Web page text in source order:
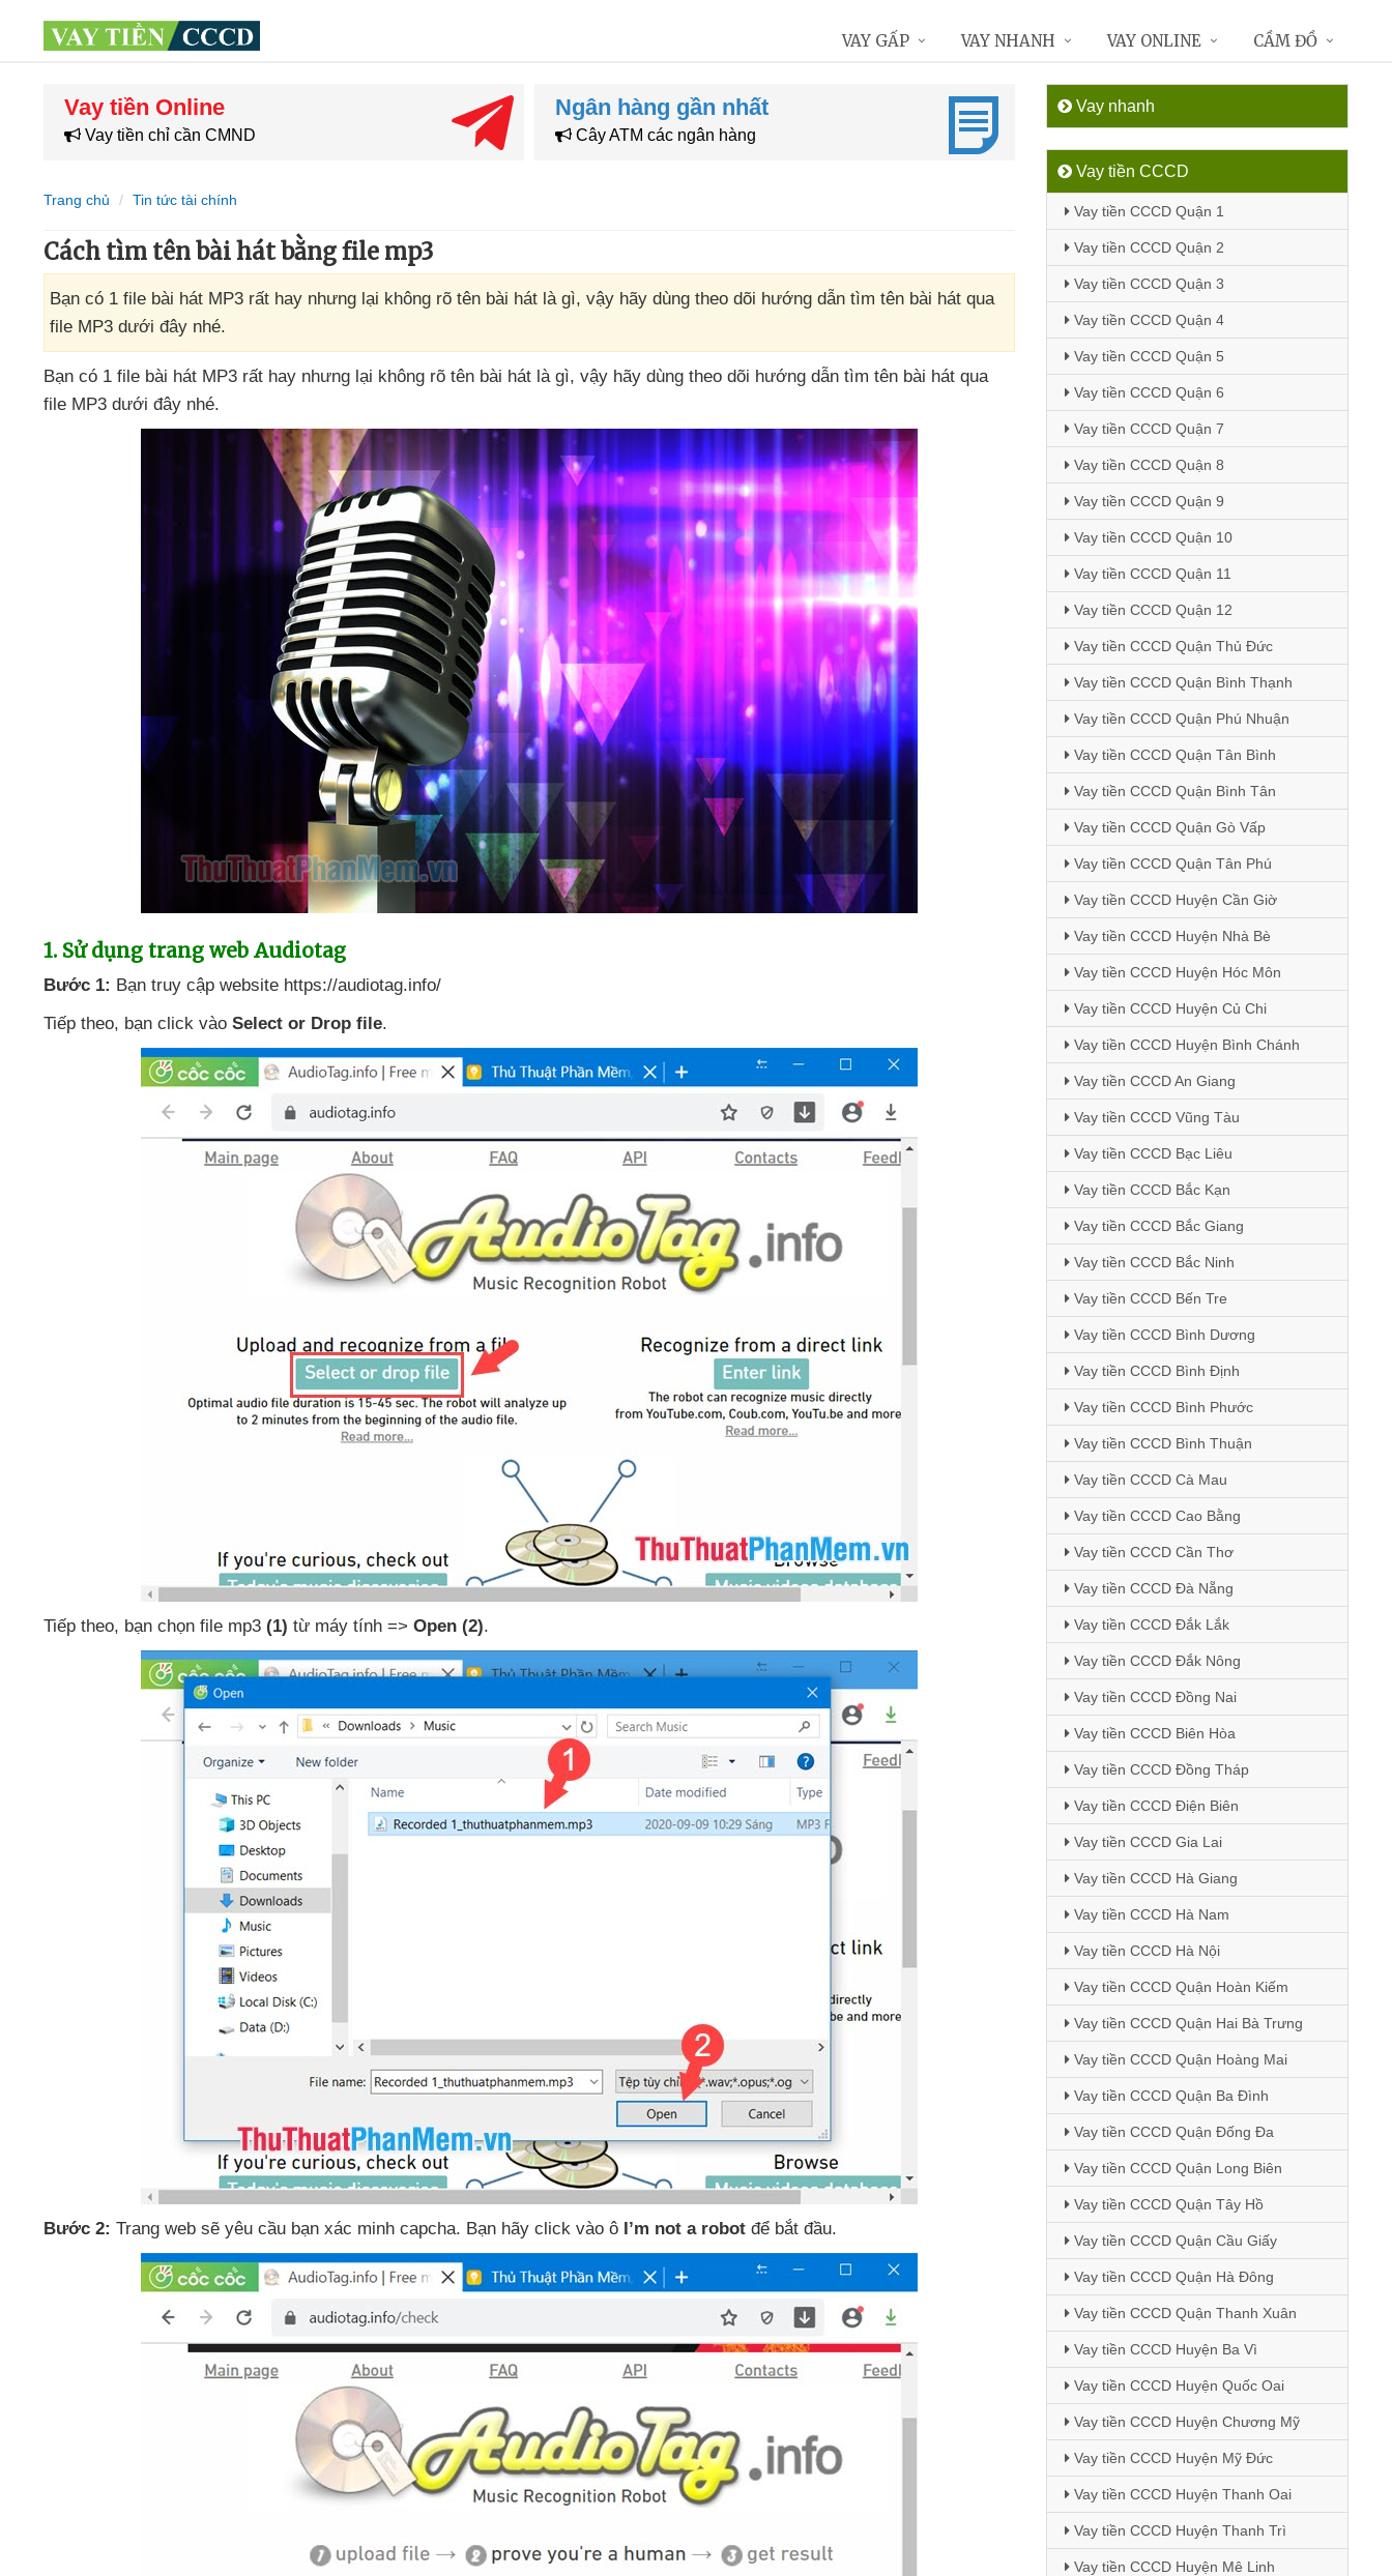
Vay tiền Online
Vay tiền chỉ cần CMND
Ngân hàng gần nhất
Cây ATM các ngân hàng
Trang chủ Tin tức tài chính
Cách tìm tên bài hát bằng file mp3
Bạn có 1 file bài hát MP3 rất hay nhưng lại không rõ tên bài hát là gì, vậy hãy dùng theo dõi hướng dẫn tìm tên bài hát qua
file MP3 dưới đây nhé.
Bạn có 1 file bài hát MP3 rất hay nhưng lại không rõ tên bài hát là gì, vậy hãy dùng theo dõi hướng dẫn tìm tên bài hát qua
file MP3 dưới đây nhé.
1. Sử dụng trang web Audiotag
Bước 1: Bạn truy cập website https://audiotag.info/
Tiếp theo, bạn click vào Select or Drop file.
Tiếp theo, bạn chọn file mp3 (1) từ máy tính => Open (2).
Bước 2: Trang web sẽ yêu cầu bạn xác minh capcha. Bạn hãy click vào ô I’m not a robot để bắt đầu.
Vay nhanh
Vay tiền CCCD
Vay tiền CCCD Quận 1
Vay tiền CCCD Quận 2
Vay tiền CCCD Quận 3
Vay tiền CCCD Quận 4
Vay tiền CCCD Quận 5
Vay tiền CCCD Quận 6
Vay tiền CCCD Quận 7
Vay tiền CCCD Quận 8
Vay tiền CCCD Quận 9
Vay tiền CCCD Quận 10
Vay tiền CCCD Quận 11
Vay tiền CCCD Quận 12
Vay tiền CCCD Quận Thủ Đức
Vay tiền CCCD Quận Bình Thạnh
Vay tiền CCCD Quận Phú Nhuận
Vay tiền CCCD Quận Tân Bình
Vay tiền CCCD Quận Bình Tân
Vay tiền CCCD Quận Gò Vấp
Vay tiền CCCD Quận Tân Phú
Vay tiền CCCD Huyện Cần Giờ
Vay tiền CCCD Huyện Nhà Bè
Vay tiền CCCD Huyện Hóc Môn
Vay tiền CCCD Huyện Củ Chi
Vay tiền CCCD Huyện Bình Chánh
Vay tiền CCCD An Giang
Vay tiền CCCD Vũng Tàu
Vay tiền CCCD Bạc Liêu
Vay tiền CCCD Bắc Kạn
Vay tiền CCCD Bắc Giang
Vay tiền CCCD Bắc Ninh
Vay tiền CCCD Bến Tre
Vay tiền CCCD Bình Dương
Vay tiền CCCD Bình Định
Vay tiền CCCD Bình Phước
Vay tiền CCCD Bình Thuận
Vay tiền CCCD Cà Mau
Vay tiền CCCD Cao Bằng
Vay tiền CCCD Cần Thơ
Vay tiền CCCD Đà Nẵng
Vay tiền CCCD Đắk Lắk
Vay tiền CCCD Đắk Nông
Vay tiền CCCD Đồng Nai
Vay tiền CCCD Biên Hòa
Vay tiền CCCD Đồng Tháp
Vay tiền CCCD Điện Biên
Vay tiền CCCD Gia Lai
Vay tiền CCCD Hà Giang
Vay tiền CCCD Hà Nam
Vay tiền CCCD Hà Nội
Vay tiền CCCD Quận Hoàn Kiếm
Vay tiền CCCD Quận Hai Bà Trưng
Vay tiền CCCD Quận Hoàng Mai
Vay tiền CCCD Quận Ba Đình
Vay tiền CCCD Quận Đống Đa
Vay tiền CCCD Quận Long Biên
Vay tiền CCCD Quận Tây Hồ
Vay tiền CCCD Quận Cầu Giấy
Vay tiền CCCD Quận Hà Đông
Vay tiền CCCD Quận Thanh Xuân
Vay tiền CCCD Huyện Ba Vì
Vay tiền CCCD Huyện Quốc Oai
Vay tiền CCCD Huyện Chương Mỹ
Vay tiền CCCD Huyện Mỹ Đức
Vay tiền CCCD Huyện Thanh Oai
Vay tiền CCCD Huyện Thanh Trì
Vay tiền CCCD Huyện Mê Linh
VAY GẤP VAY NHANH VAY ONLINE CẦM ĐỒ